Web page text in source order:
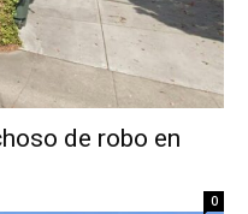
de robo en
0